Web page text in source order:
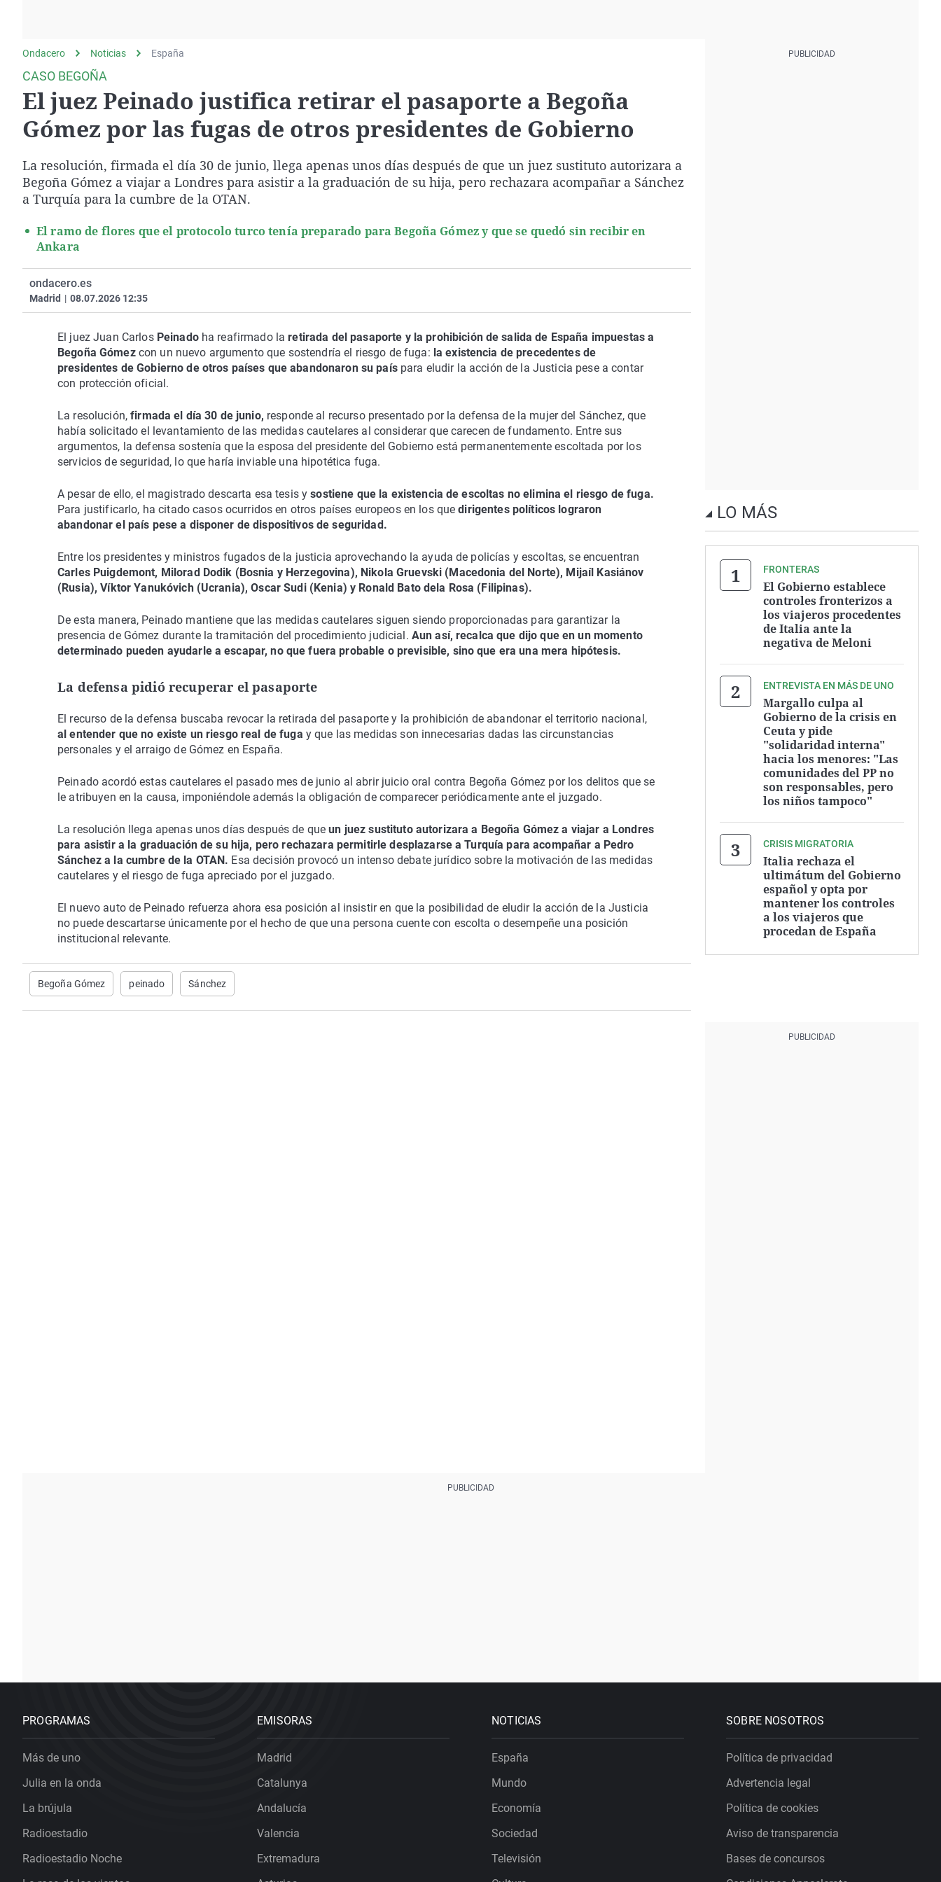
Como el perro y elEquipo de investigación
Negra
País Vasco
Ondacero Noticias España
CASO BEGOÑA
El juez Peinado justifica retirar el pasaporte a Begoña
Gómez por las fugas de otros presidentes de Gobierno
La resolución, firmada el día 30 de junio, llega apenas unos días después de que un juez sustituto autorizara a
Begoña Gómez a viajar a Londres para asistir a la graduación de su hija, pero rechazara acompañar a Sánchez
a Turquía para la cumbre de la OTAN.
El ramo de flores que el protocolo turco tenía preparado para Begoña Gómez y que se quedó sin recibir en
Ankara
ondacero.es
Madrid | 08.07.2026 12:35
El juez Juan Carlos Peinadoha reafirmado laretirada del pasaporte y la prohibición de salida de España impuestas a
Begoña Gómezcon un nuevo argumento que sostendría el riesgo de fuga: la existencia de precedentes de
presidentes de Gobierno de otros países que abandonaron su paíspara eludir la acción de la Justicia pese a contar
con protección oficial.
La resolución,firmada el día 30 de junio, responde al recurso presentado por la defensa de la mujer del Sánchez, que
había solicitado el levantamiento de las medidas cautelares al considerar que carecen de fundamento. Entre sus
argumentos, la defensa sostenía que la esposa del presidente del Gobierno está permanentemente escoltada por los
servicios de seguridad, lo que haría inviable una hipotética fuga.
A pesar de ello, el magistrado descarta esa tesis ysostiene que la existencia de escoltas no elimina el riesgo de fuga.
Para justificarlo, ha citado casos ocurridos en otros países europeos en los quedirigentes políticos lograron
abandonar el país pese a disponer de dispositivos de seguridad.
Entre los presidentes y ministros fugados de la justicia aprovechando la ayuda de policías y escoltas, se encuentran
Carles Puigdemont, Milorad Dodik (Bosnia y Herzegovina), Nikola Gruevski (Macedonia del Norte), Mijaíl Kasiánov
(Rusia), Víktor Yanukóvich (Ucrania), Oscar Sudi (Kenia) y Ronald Bato dela Rosa (Filipinas).
De esta manera, Peinado mantiene que las medidas cautelares siguen siendo proporcionadas para garantizar la
presencia de Gómez durante la tramitación del procedimiento judicial. Aun así, recalca que dijo que en un momento
determinado pueden ayudarle a escapar, no que fuera probable o previsible, sino que era una mera hipótesis.
La defensa pidió recuperar el pasaporte
El recurso de la defensa buscaba revocar la retirada del pasaporte y la prohibición de abandonar el territorio nacional,
al entender que no existe un riesgo real de fuga y que las medidas son innecesarias dadas las circunstancias
personales y el arraigo de Gómez en España.
Peinado acordó estas cautelares el pasado mes de junio al abrir juicio oral contra Begoña Gómez por los delitos que se
le atribuyen en la causa, imponiéndole además la obligación de comparecer periódicamente ante el juzgado.
La resolución llega apenas unos días después de queun juez sustituto autorizara a Begoña Gómez a viajar a Londres
para asistir a la graduación de su hija, pero rechazara permitirle desplazarse a Turquía para acompañar a Pedro
Sánchez a la cumbre de la OTAN. Esa decisión provocó un intenso debate jurídico sobre la motivación de las medidas
cautelares y el riesgo de fuga apreciado por el juzgado.
El nuevo auto de Peinado refuerza ahora esa posición al insistir en que la posibilidad de eludir la acción de la Justicia
no puede descartarse únicamente por el hecho de que una persona cuente con escolta o desempeñe una posición
institucional relevante.
Begoña Gómez peinado Sánchez
LO MÁS
FRONTERAS
El Gobierno establece
controles fronterizos a
los viajeros procedentes
de Italia ante la
negativa de Meloni
ENTREVISTA EN MÁS DE UNO
Margallo culpa al
Gobierno de la crisis en
Ceuta y pide
"solidaridad interna"
hacia los menores: "Las
comunidades del PP no
son responsables, pero
los niños tampoco"
CRISIS MIGRATORIA
Italia rechaza el
ultimátum del Gobierno
español y opta por
mantener los controles
a los viajeros que
procedan de España
PROGRAMAS
Más de uno
Julia en la onda
La brújula
Radioestadio
Radioestadio Noche
EMISORAS
Madrid
Catalunya
Andalucía
Valencia
Extremadura
NOTICIAS
España
Mundo
Economía
Sociedad
Televisión
SOBRE NOSOTROS
Política de privacidad
Advertencia legal
Política de cookies
Aviso de transparencia
Bases de concursos